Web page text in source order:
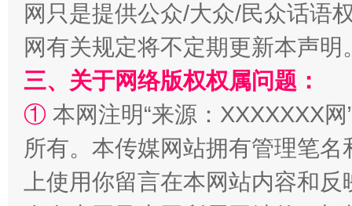
国家大学科技园优化重塑工作
网只是提供公众/大众/民众话语
网有关规定将不定期更新本声明
三、关于网络版权权属问题：
① 本网注明“来源：XXXXXXX
所有。本传媒网站拥有管理笔
上使用你留言在本网站内容和